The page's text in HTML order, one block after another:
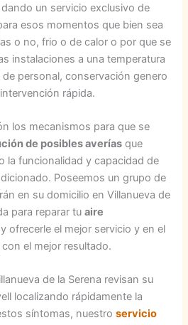
un servicio exclusivo de
esos momentos que bien sea
o no, frio o de calor o por que se
instalaciones a una temperatura
personal, conservación genero
rápida.
los mecanismos para que se
de posibles averías que
la funcionalidad y capacidad de
Poseemos un grupo de
en su domicilio en Villanueva de
para reparar tuaire
y ofrecerle el mejor servicio y en el
el mejor resultado.
de la Serena revisan su
localizando rápidamente la
síntomas, nuestroservicio